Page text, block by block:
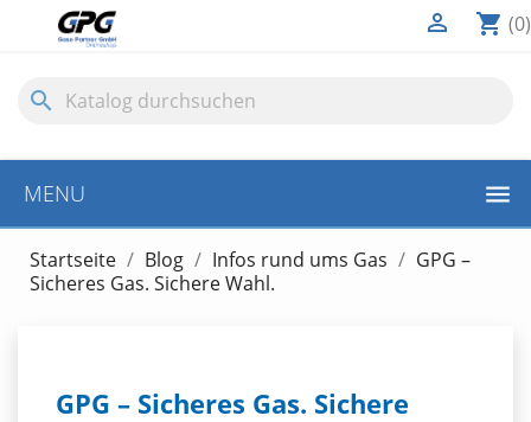
shopping_cart (0)

search
MENU
Startseite Blog Infos rund ums Gas
GPG –
Sicheres Gas. Sichere Wahl.
GPG – Sicheres Gas. Sichere